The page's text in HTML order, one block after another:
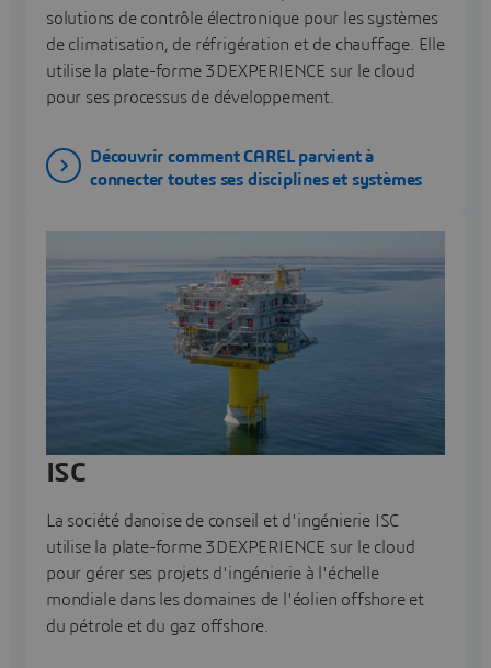
solutions de contrôle électronique pour les systèmes
de climatisation, de réfrigération et de chauffage. Elle
utilise la plate-forme 3DEXPERIENCE sur le cloud
pour ses processus de développement.
Découvrir comment CAREL parvient à
connecter toutes ses disciplines et systèmes
ISC
La société danoise de conseil et d'ingénierie ISC
utilise la plate-forme 3DEXPERIENCE sur le cloud
pour gérer ses projets d'ingénierie à l'échelle
mondiale dans les domaines de l'éolien offshore et
du pétrole et du gaz offshore.